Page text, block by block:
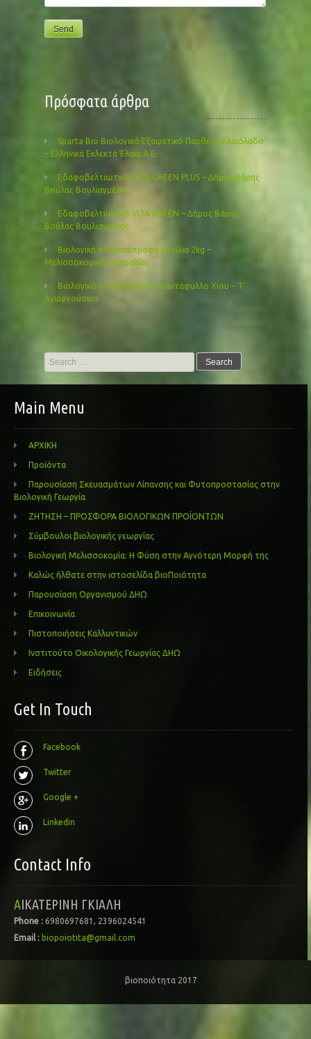
Πρόσφατα άρθρα
Sparta Bio Βιολογικό Εξαιρετικό Παρθένο Ελαιόλαδο
– Ελληνικά Εκλεκτά Έλαια Α.Ε.
Εδαφοβελτιωτικό VITA GREEN PLUS – Δήμος Βάρης
Βούλας Βουλιαγμένης
Εδαφοβελτιωτικό VITA GREEN – Δήμος Βάρης
Βούλας Βουλιαγμένης
Βιολογική Μελισσοτροφή Βανίλια 2kg –
Μελισσοκομική Θεσσαλίας
Βιολογικό αποξηραμένο τριαντάφυλλο Χίου – Τ’
Αγιοργούσικα
Search
for:
Main Menu
ΑΡΧΙΚΗ
Προϊόντα
Παρουσίαση Σκευασμάτων Λίπανσης και Φυτοπροστασίας στην
Βιολογική Γεωργία
ΖΗΤΗΣΗ – ΠΡΟΣΦΟΡΑ ΒΙΟΛΟΓΙΚΩΝ ΠΡΟΪΟΝΤΩΝ
Σύμβουλοι βιολογικής γεωργίας
Βιολογική Μελισσοκομία: Η Φύση στην Αγνότερη Μορφή της
Καλώς ήλθατε στην ιστοσελίδα βιοΠοιότητα
Παρουσίαση Οργανισμού ΔΗΩ
Επικοινωνία
Πιστοποιήσεις Καλλυντικών
Ινστιτούτο Οικολογικής Γεωργίας ΔΗΩ
Ειδήσεις
Get In Touch
Facebook
Twitter
Google +
Linkedin
Contact Info
ΑΙΚΑΤΕΡΙΝΗ ΓΚΙΑΛΗ
Phone : 6980697681, 2396024541
Email : biopoiotita@gmail.com
βιοποιότητα 2017